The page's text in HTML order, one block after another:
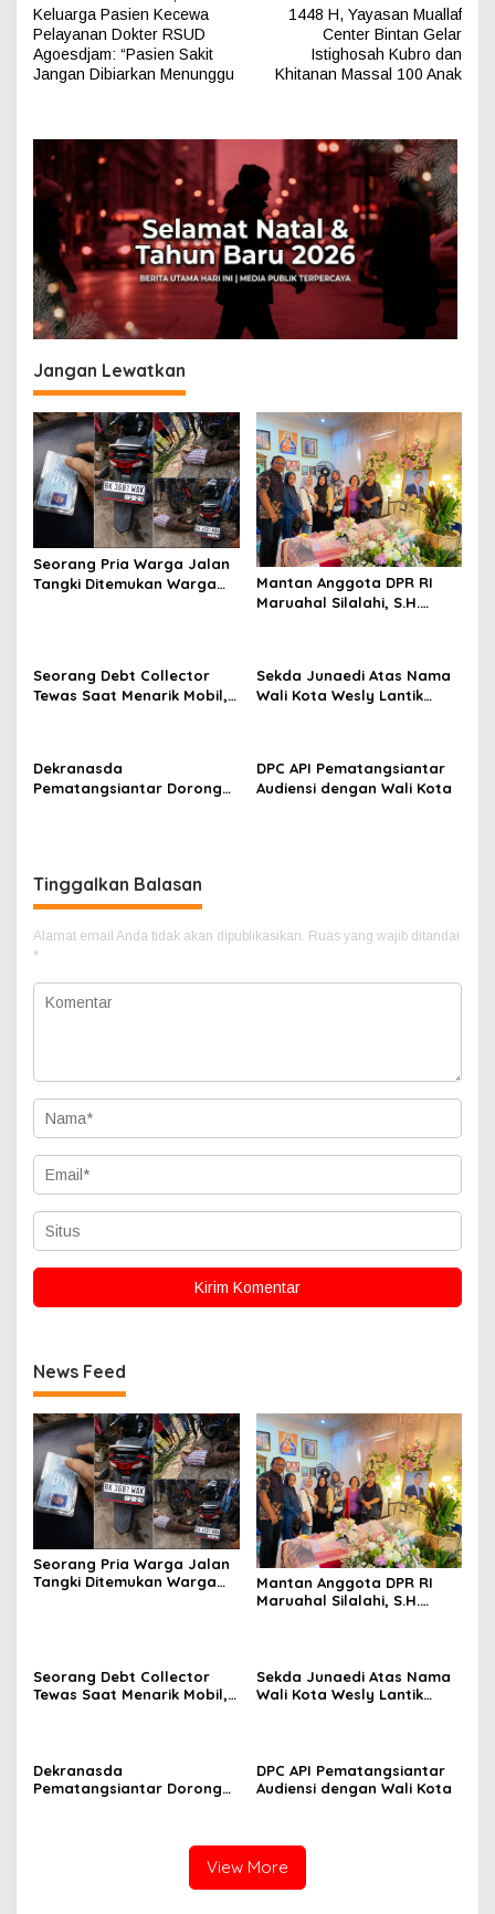
a
v
i
a
s
i
o
s
Keluarga Pasien Kecewa
Pelayanan Dokter RSUD
Agoesdjam: “Pasien Sakit
Jangan Dibiarkan Menunggu
1448 H, Yayasan Muallaf
Center Bintan Gelar
Istighosah Kubro dan
Khitanan Massal 100 Anak
Jangan Lewatkan
Seorang Pria Warga Jalan
Tangki Ditemukan Warga
Mantan Anggota DPR RI
Maruahal Silalahi, S.H.
Seorang Debt Collector
Tewas Saat Menarik Mobil,
Sekda Junaedi Atas Nama
Wali Kota Wesly Lantik
Dekranasda
Pematangsiantar Dorong
DPC API Pematangsiantar
Audiensi dengan Wali Kota
Tinggalkan Balasan
Alamat email Anda tidak akan dipublikasikan. Ruas yang wajib ditandai
*
News Feed
Seorang Pria Warga Jalan
Tangki Ditemukan Warga
Mantan Anggota DPR RI
Maruahal Silalahi, S.H.
Seorang Debt Collector
Tewas Saat Menarik Mobil,
Sekda Junaedi Atas Nama
Wali Kota Wesly Lantik
Dekranasda
Pematangsiantar Dorong
DPC API Pematangsiantar
Audiensi dengan Wali Kota
View More